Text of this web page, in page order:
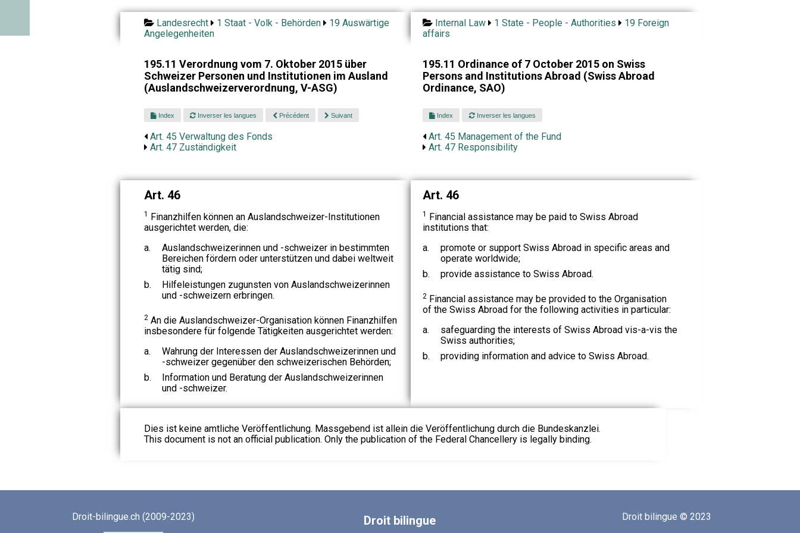
Landesrecht 1 Staat - Volk - Behörden
19 Auswärtige
Angelegenheiten
Internal Law 1 State - People - Authorities
19 Foreign
affairs
195.11 Verordnung vom 7. Oktober 2015 über
Schweizer Personen und Institutionen im Ausland
(Auslandschweizerverordnung, V-ASG)
195.11 Ordinance of 7 October 2015 on Swiss
Persons and Institutions Abroad (Swiss Abroad
Ordinance, SAO)
Index Inverser les langues Précédent Suivant
Art. 45 Verwaltung des Fonds
Art. 47 Zuständigkeit
Index Inverser les langues
Art. 45 Management of the Fund
Art. 47 Responsibility
Art. 46
1 Finanzhilfen können an Auslandschweizer-Institutionen
ausgerichtet werden, die:
a.
Auslandschweizerinnen und -schweizer in bestimmten
Bereichen fördern oder unterstützen und dabei weltweit
tätig sind;
b.
Hilfeleistungen zugunsten von Auslandschweizerinnen
und -schweizern erbringen.
2An die Auslandschweizer-Organisation können Finanzhilfen
insbesondere für folgende Tätigkeiten ausgerichtet werden:
a.
Wahrung der Interessen der Auslandschweizerinnen und
-schweizer gegenüber den schweizerischen Behörden;
b.
Information und Beratung der Auslandschweizerinnen
und -schweizer.
Art. 46
1 Financial assistance may be paid to Swiss Abroad
institutions that:
a.
promote or support Swiss Abroad in specific areas and
operate worldwide;
b.
provide assistance to Swiss Abroad.
2Financial assistance may be provided to the Organisation
of the Swiss Abroad for the following activities in particular:
a.
safeguarding the interests of Swiss Abroad vis-a-vis the
Swiss authorities;
b.
providing information and advice to Swiss Abroad.
Dies ist keine amtliche Veröffentlichung. Massgebend ist allein die Veröffentlichung durch die Bundeskanzlei.
This document is not an official publication. Only the publication of the Federal Chancellery is legally binding.
Droit-bilingue.ch (2009-2023) Droit bilingue Droit bilingue © 2023